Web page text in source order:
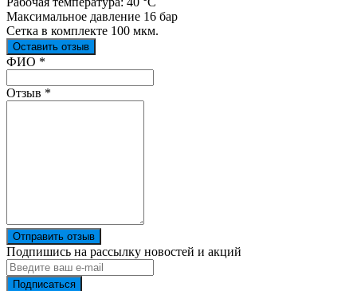
Максимальное давление 16 бар
Сетка в комплекте 100 мкм.
Оставить отзыв
Ваш отзыв был отправлен!
ФИО *
Отзыв *
Отправить отзыв
Подпишись на рассылку новостей и акций